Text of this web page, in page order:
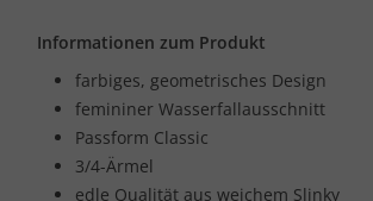
Informationen zum Produkt
farbiges, geometrisches Design
femininer Wasserfallausschnitt
Passform Classic
3/4-Ärmel
edle Qualität aus weichem Slinky